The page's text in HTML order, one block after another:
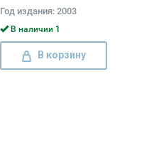
Год издания: 2003
В наличии 1
В корзину